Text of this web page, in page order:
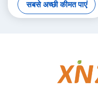
सबसे अच्छी कीमत पाएं